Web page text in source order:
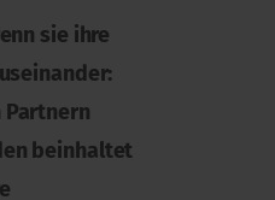
sie ihre
Partnern
beinhaltet